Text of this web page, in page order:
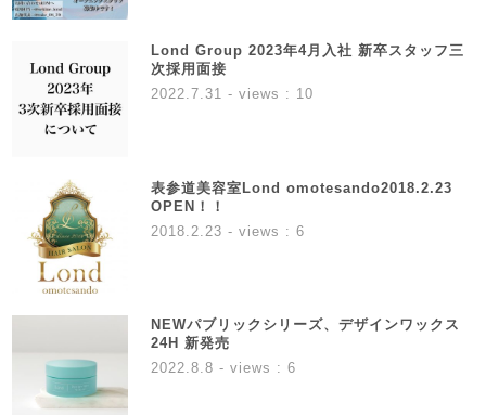
Lond Group 2023年4月入社 新卒スタッフ三
次採用面接
2022.7.31 - views : 10
表参道美容室Lond omotesando2018.2.23
OPEN！！
2018.2.23 - views : 6
NEWパブリックシリーズ、デザインワックス
24H 新発売
2022.8.8 - views : 6